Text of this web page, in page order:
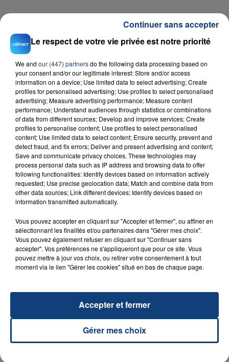
Sexy Bitch
DAVID GUETTA
RADIO CONTACT
FIL D'ACTU
Le respect de votre vie privée est notre priorité
We and our (447) partnersdo the following data processing based on
your consent and/or our legitimate interest: Store and/or access
information on a device; Use limited data to select advertising; Create
profiles for personalised advertising; Use profiles to select personalised
advertising; Measure advertising performance; Measure content
performance; Understand audiences through statistics or combinations
of data from different sources; Develop and improve services; Create
profiles to personalise content; Use profiles to select personalised
content; Use limited data to select content; Ensure security, prevent and
detect fraud, and fix errors; Deliver and present advertising and content;
Save and communicate privacy choices. These technologies may
process personal data such as IP address and browsing data to offer
following functionalities: Identify devices based on information actively
requested; Use precise geolocation data; Match and combine data from
other data sources; Link different devices; Identify devices based on
information transmitted automatically.
Vous pouvez accepter en cliquant sur "Accepter et fermer", ou affiner en
sélectionnant les finalités et/ou partenaires dans "Gérer mes choix".
Vous pouvez également refuser en cliquant sur "Continuer sans
accepter". Vos préférences ne s'appliqueront que pour ce site. Vous
pouvez mettre à jour vos choix, ou retirer votre consentement à tout
moment via le lien "Gérer les cookies" situé en bas de chaque page.
Gérer mes choix
Accepter et fermer
Continuer sans accepter